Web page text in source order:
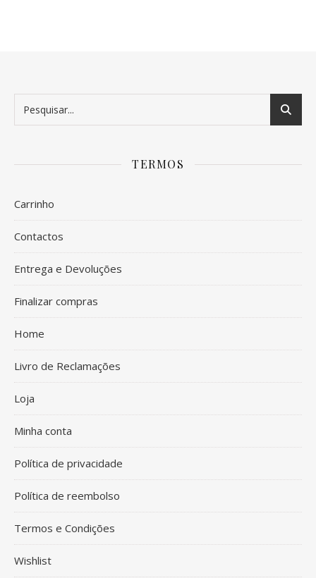
TERMOS
Carrinho
Contactos
Entrega e Devoluções
Finalizar compras
Home
Livro de Reclamações
Loja
Minha conta
Política de privacidade
Política de reembolso
Termos e Condições
Wishlist